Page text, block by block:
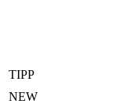
TIPP
NEW